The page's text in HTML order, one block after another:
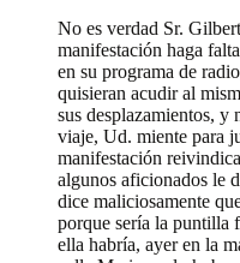
No es verdad Sr.
manifestación haga
en su programa de
quisieran acudir al
sus desplazamientos, y
viaje, Ud. miente para
manifestación
algunos aficionados le
dice maliciosamente
porque sería la puntilla
ella habría, ayer en la